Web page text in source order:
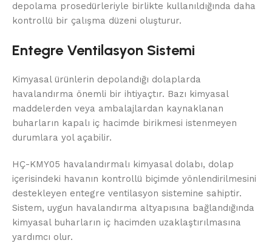
depolama prosedürleriyle birlikte kullanıldığında daha
kontrollü bir çalışma düzeni oluşturur.
Entegre Ventilasyon Sistemi
Kimyasal ürünlerin depolandığı dolaplarda
havalandırma önemli bir ihtiyaçtır. Bazı kimyasal
maddelerden veya ambalajlardan kaynaklanan
buharların kapalı iç hacimde birikmesi istenmeyen
durumlara yol açabilir.
HÇ-KMY05 havalandırmalı kimyasal dolabı, dolap
içerisindeki havanın kontrollü biçimde yönlendirilmesini
destekleyen entegre ventilasyon sistemine sahiptir.
Sistem, uygun havalandırma altyapısına bağlandığında
kimyasal buharların iç hacimden uzaklaştırılmasına
yardımcı olur.